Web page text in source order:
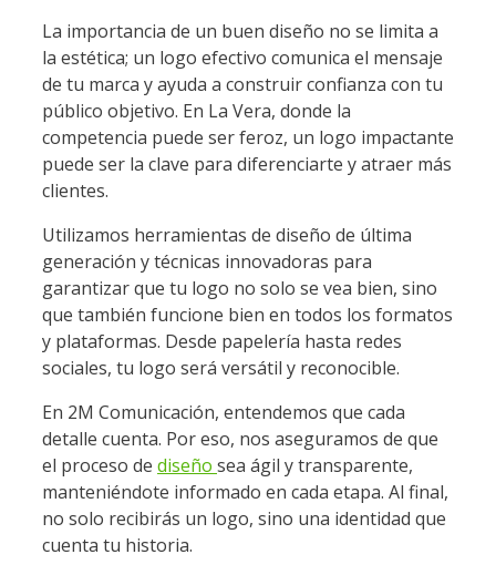
La importancia de un buen diseño no se limita a
la estética; un logo efectivo comunica el mensaje
de tu marca y ayuda a construir confianza con tu
público objetivo. En La Vera, donde la
competencia puede ser feroz, un logo impactante
puede ser la clave para diferenciarte y atraer más
clientes.
Utilizamos herramientas de diseño de última
generación y técnicas innovadoras para
garantizar que tu logo no solo se vea bien, sino
que también funcione bien en todos los formatos
y plataformas. Desde papelería hasta redes
sociales, tu logo será versátil y reconocible.
En 2M Comunicación, entendemos que cada
detalle cuenta. Por eso, nos aseguramos de que
el proceso de diseño sea ágil y transparente,
manteniéndote informado en cada etapa. Al final,
no solo recibirás un logo, sino una identidad que
cuenta tu historia.